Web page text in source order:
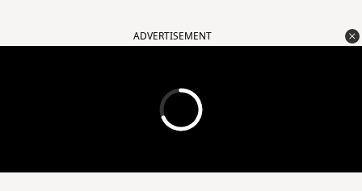
ADVERTISEMENT